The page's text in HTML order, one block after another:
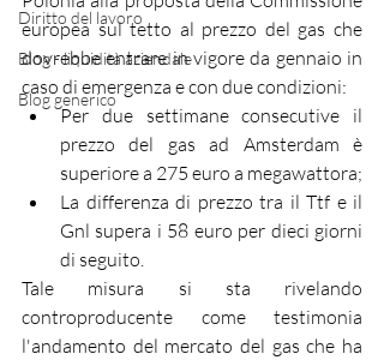
Diritto del lavoro
Blog - liquidità aziendale
Blog generico
europea sul tetto al prezzo del gas che
dovrebbe entrare in vigore da gennaio in
caso di emergenza e con due condizioni:
Per due settimane consecutive il
prezzo del gas ad Amsterdam è
La differenza di prezzo tra il Ttf e il
Gnl supera i 58 euro per dieci giorni
di seguito.
Tale misura si sta rivelando
controproducente come testimonia
l'andamento del mercato del gas che ha